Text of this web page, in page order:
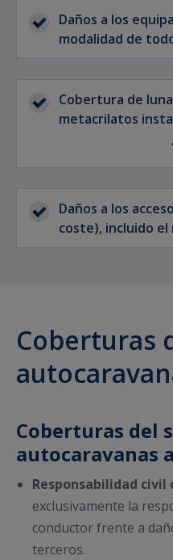
Daños a los
modalidad de
Cobertura de
metacrilatos
Daños a los
coste), incluido el
Coberturas
Coberturas del
autocaravanas
Responsabilidad
exclusivamente la
conductor frente a
terceros.